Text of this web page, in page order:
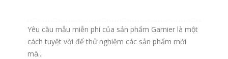
Yêu cầu mẫu miễn phí của sản phẩm Garnier là một
cách tuyệt vời để thử nghiệm các sản phẩm mới
mà...